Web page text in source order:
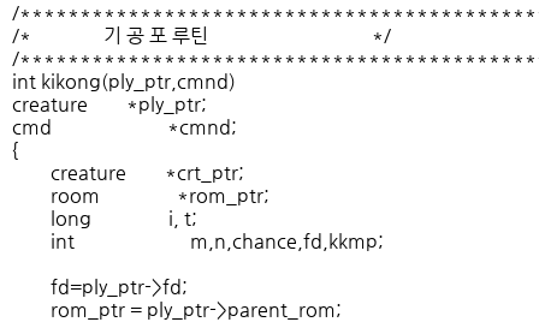
/
/* 기 공 포 루틴 */
/
int kikong(ply_ptr,cmnd)
creature *ply_ptr;
cmd *cmnd;
{
creature *crt_ptr;
room *rom_ptr;
long i, t;
int m,n,chance,fd,kkmp;
fd=ply_ptr->fd;
rom_ptr = ply_ptr->parent_rom;